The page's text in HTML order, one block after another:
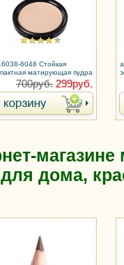
6048 Стойкая
матирующая пудра
Matte700руб. 299руб.
магазине
дома,